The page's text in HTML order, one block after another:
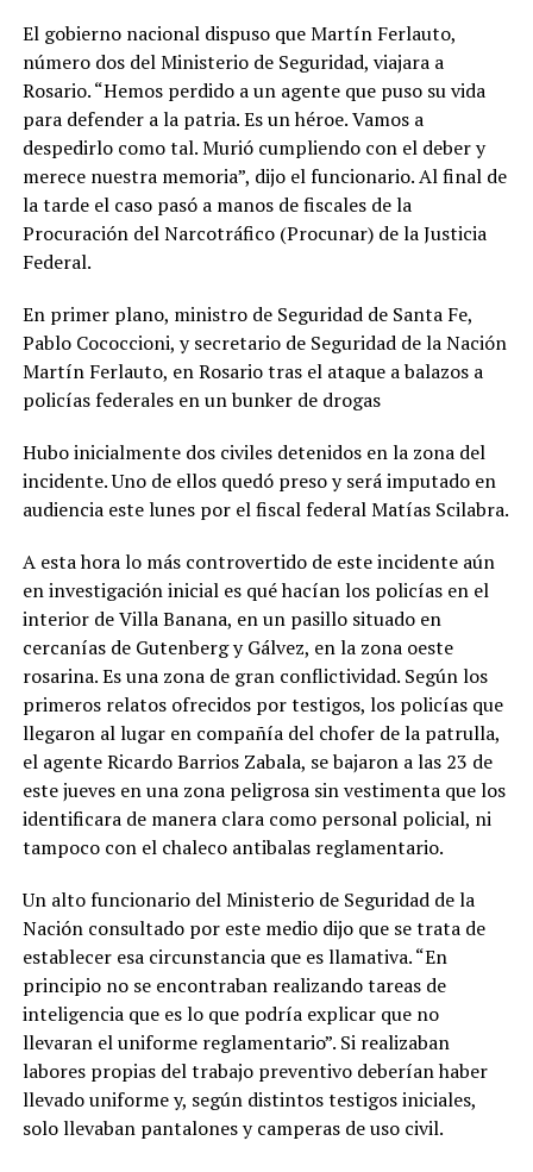
El gobierno nacional dispuso que Martín Ferlauto,
número dos del Ministerio de Seguridad, viajara a
Rosario. “Hemos perdido a un agente que puso su vida
para defender a la patria. Es un héroe. Vamos a
despedirlo como tal. Murió cumpliendo con el deber y
merece nuestra memoria”, dijo el funcionario. Al final de
la tarde el caso pasó a manos de fiscales de la
Procuración del Narcotráfico (Procunar) de la Justicia
Federal.
En primer plano, ministro de Seguridad de Santa Fe,
Pablo Cococcioni, y secretario de Seguridad de la Nación
Martín Ferlauto, en Rosario tras el ataque a balazos a
policías federales en un bunker de drogas
Hubo inicialmente dos civiles detenidos en la zona del
incidente. Uno de ellos quedó preso y será imputado en
audiencia este lunes por el fiscal federal Matías Scilabra.
A esta hora lo más controvertido de este incidente aún
en investigación inicial es qué hacían los policías en el
interior de Villa Banana, en un pasillo situado en
cercanías de Gutenberg y Gálvez, en la zona oeste
rosarina. Es una zona de gran conflictividad. Según los
primeros relatos ofrecidos por testigos, los policías que
llegaron al lugar en compañía del chofer de la patrulla,
el agente Ricardo Barrios Zabala, se bajaron a las 23 de
este jueves en una zona peligrosa sin vestimenta que los
identificara de manera clara como personal policial, ni
tampoco con el chaleco antibalas reglamentario.
Un alto funcionario del Ministerio de Seguridad de la
Nación consultado por este medio dijo que se trata de
establecer esa circunstancia que es llamativa. “En
principio no se encontraban realizando tareas de
inteligencia que es lo que podría explicar que no
llevaran el uniforme reglamentario”. Si realizaban
labores propias del trabajo preventivo deberían haber
llevado uniforme y, según distintos testigos iniciales,
solo llevaban pantalones y camperas de uso civil.